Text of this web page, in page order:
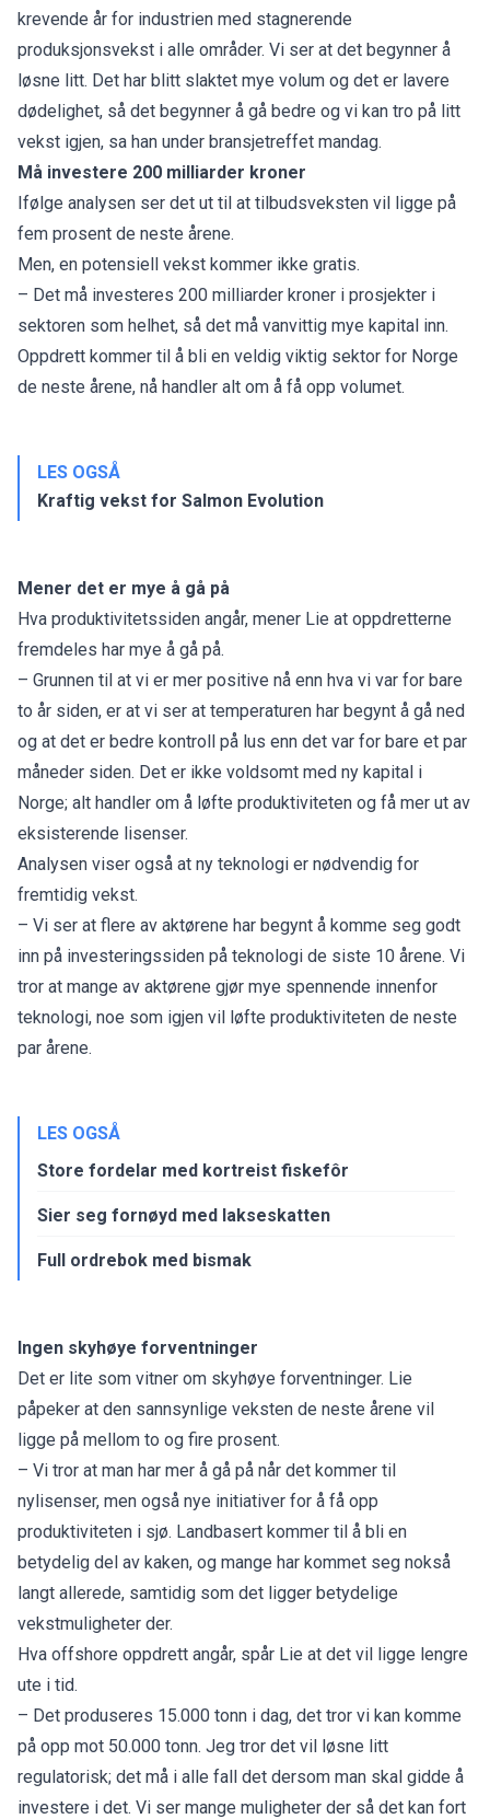
krevende år for industrien med stagnerende
produksjonsvekst i alle områder. Vi ser at det begynner å
løsne litt. Det har blitt slaktet mye volum og det er lavere
dødelighet, så det begynner å gå bedre og vi kan tro på litt
vekst igjen, sa han under bransjetreffet mandag.
Må investere 200 milliarder kroner
Ifølge analysen ser det ut til at tilbudsveksten vil ligge på
fem prosent de neste årene.
Men, en potensiell vekst kommer ikke gratis.
– Det må investeres 200 milliarder kroner i prosjekter i
sektoren som helhet, så det må vanvittig mye kapital inn.
Oppdrett kommer til å bli en veldig viktig sektor for Norge
de neste årene, nå handler alt om å få opp volumet.
LES OGSÅ
Kraftig vekst for Salmon Evolution
Mener det er mye å gå på
Hva produktivitetssiden angår, mener Lie at oppdretterne
fremdeles har mye å gå på.
– Grunnen til at vi er mer positive nå enn hva vi var for bare
to år siden, er at vi ser at temperaturen har begynt å gå ned
og at det er bedre kontroll på lus enn det var for bare et par
måneder siden. Det er ikke voldsomt med ny kapital i
Norge; alt handler om å løfte produktiviteten og få mer ut av
eksisterende lisenser.
Analysen viser også at ny teknologi er nødvendig for
fremtidig vekst.
– Vi ser at flere av aktørene har begynt å komme seg godt
inn på investeringssiden på teknologi de siste 10 årene. Vi
tror at mange av aktørene gjør mye spennende innenfor
teknologi, noe som igjen vil løfte produktiviteten de neste
par årene.
LES OGSÅ
Store fordelar med kortreist fiskefôr
Sier seg fornøyd med lakseskatten
Full ordrebok med bismak
Ingen skyhøye forventninger
Det er lite som vitner om skyhøye forventninger. Lie
påpeker at den sannsynlige veksten de neste årene vil
ligge på mellom to og fire prosent.
– Vi tror at man har mer å gå på når det kommer til
nylisenser, men også nye initiativer for å få opp
produktiviteten i sjø. Landbasert kommer til å bli en
betydelig del av kaken, og mange har kommet seg nokså
langt allerede, samtidig som det ligger betydelige
vekstmuligheter der.
Hva offshore oppdrett angår, spår Lie at det vil ligge lengre
ute i tid.
– Det produseres 15.000 tonn i dag, det tror vi kan komme
på opp mot 50.000 tonn. Jeg tror det vil løsne litt
regulatorisk; det må i alle fall det dersom man skal gidde å
investere i det. Vi ser mange muligheter der så det kan fort